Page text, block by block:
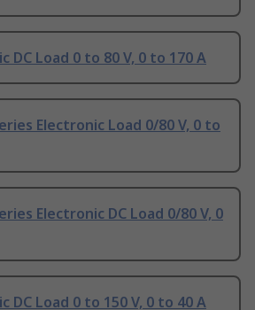
DC Load 0 to 80 V, 0 to 170 A
Electronic Load 0/80 V, 0 to
Electronic DC Load 0/80 V, 0
DC Load 0 to 150 V, 0 to 40 A